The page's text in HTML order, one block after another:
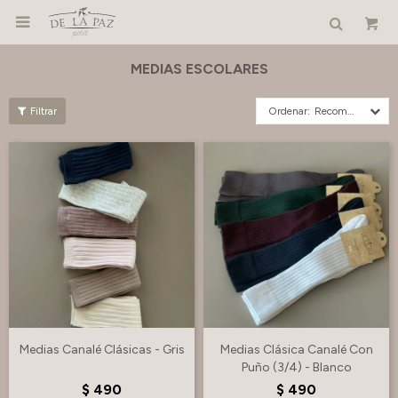

MEDIAS ESCOLARES
Recomendados
Medias Canalé Clásicas - Gris
$ 490
Medias Clásica Canalé Con
Puño (3/4) - Blanco
$ 490